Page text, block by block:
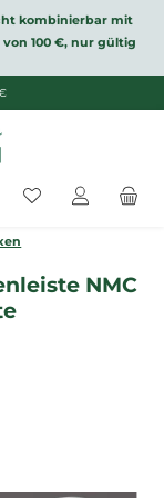
kombinierbar mit
100 €, nur gültig
Du hast 0
NMC